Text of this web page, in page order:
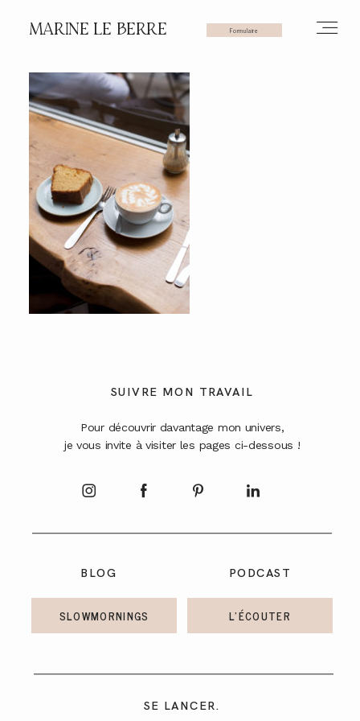
MARINE LE BERRE Formulaire
BLOG
SE LANCER.
SUIVRE MON TRAVAIL
SLOWMORNINGS
Pour découvrir davantage mon univers,
je vous invite à visiter les pages ci-dessous !
PODCAST
L'ÉCOUTER
HOME
PHOTOS
VIDÉOS
SERVICES
CONTACT